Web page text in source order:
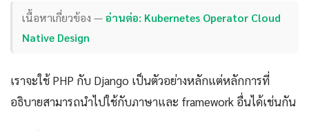
เนื้อหาเกี่ยวข้อง —อ่านต่อ: Kubernetes Operator Cloud
Native Design
เราจะใช้ PHP กับ Django เป็นตัวอย่างหลักแต่หลักการที่
อธิบายสามารถนำไปใช้กับภาษาและ framework อื่นได้เช่นกัน